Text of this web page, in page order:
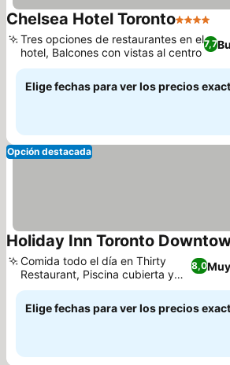
Chelsea Hotel Toronto4 Estrellas
7,7
Tres opciones de restaurantes en el
hotel, Balcones con vistas al centro
Elige fechas para ver los precios
Opción destacada
Holiday Inn Toronto
8,0
Comida todo el día en Thirty
Restaurant, Piscina cubierta y
gimnasio
Elige fechas para ver los precios